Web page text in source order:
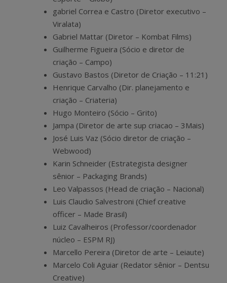
gabriel Correa e Castro (Diretor executivo –
Viralata)
Gabriel Mattar (Diretor – Kombat Films)
Guilherme Figueira (Sócio e diretor de
criação – Campo)
Gustavo Bastos (Diretor de Criação – 11:21)
Henrique Carvalho (Dir. planejamento e
criação – Criateria)
Hugo Monteiro (Sócio – Grito)
Jampa (Diretor de arte sup criacao – 3Mais)
José Luis Vaz (Sócio diretor de criação –
Webwood)
Karin Schneider (Estrategista designer
sênior – Packaging Brands)
Leo Valpassos (Head de criação – Nacional)
Luis Claudio Salvestroni (Chief creative
officer – Made Brasil)
Luiz Cavalheiros (Professor/coordenador
núcleo – ESPM RJ)
Marcello Pereira (Diretor de arte – Leiaute)
Marcelo Coli Aguiar (Redator sênior – Dentsu
Creative)